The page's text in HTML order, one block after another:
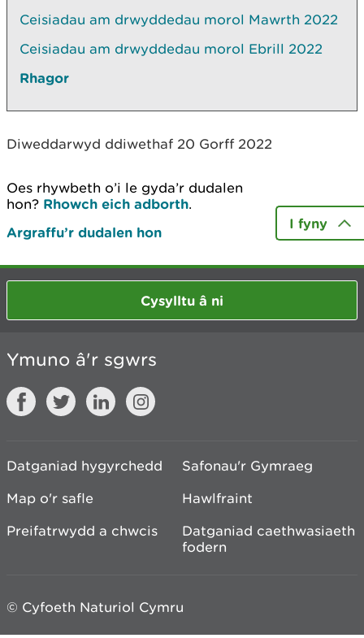
Ceisiadau am drwyddedau morol Mawrth 2022
Ceisiadau am drwyddedau morol Ebrill 2022
Rhagor
Diweddarwyd ddiwethaf 20 Gorff 2022
Oes rhywbeth o’i le gyda’r dudalen
hon? Rhowch eich adborth.
Argraffu’r dudalen hon
I fyny
Cysylltu â ni
Ymuno â'r sgwrs
Datganiad hygyrchedd
Safonau'r Gymraeg
Map o'r safle
Hawlfraint
Preifatrwydd a chwcis
Datganiad caethwasiaeth
fodern
© Cyfoeth Naturiol Cymru